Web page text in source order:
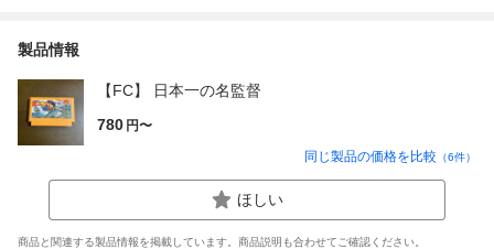
製品情報
【FC】 日本一の名監督
780 円〜
同じ製品の価格を比較 （6件）
ほしい
商品と関連する製品情報を掲載しています。商品説明も合わせてご確認ください。